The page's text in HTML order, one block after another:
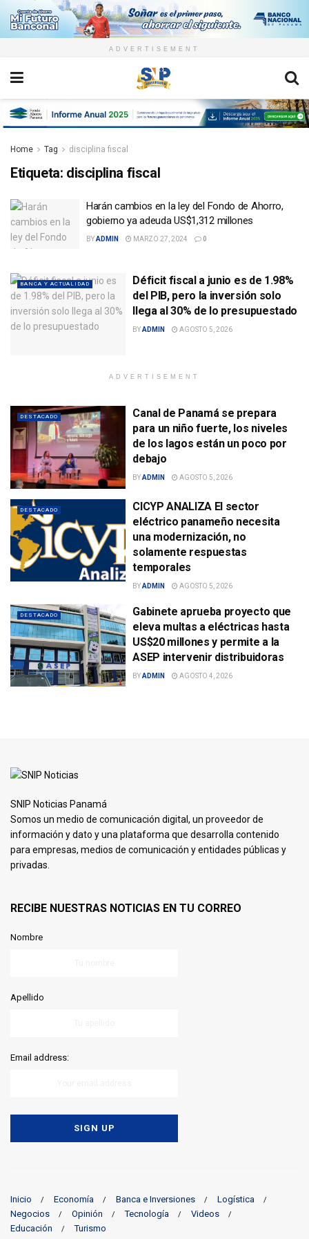
ADVERTISEMENT
Home Tag disciplina fiscal
Etiqueta: disciplina fiscal
Harán cambios en la ley del Fondo de Ahorro,
gobierno ya adeuda US$1,312 millones
BYADMIN MARZO 27, 2024 0
BANCA Y ACTUALIDAD
Déficit fiscal a junio es de 1.98%
del PIB, pero la inversión solo
llega al 30% de lo presupuestado
BYADMIN AGOSTO 5, 2026
ADVERTISEMENT
DESTACADO
Canal de Panamá se prepara
para un niño fuerte, los niveles
de los lagos están un poco por
debajo
BYADMIN AGOSTO 5, 2026
DESTACADO
CICYP ANALIZA El sector
eléctrico panameño necesita
una modernización, no
solamente respuestas
temporales
BYADMIN AGOSTO 5, 2026
DESTACADO
Gabinete aprueba proyecto que
eleva multas a eléctricas hasta
US$20 millones y permite a la
ASEP intervenir distribuidoras
BYADMIN AGOSTO 4, 2026
SNIP Noticias Panamá
Somos un medio de comunicación digital, un proveedor de
información y dato y una plataforma que desarrolla contenido
para empresas, medios de comunicación y entidades públicas y
privadas.
RECIBE NUESTRAS NOTICIAS EN TU CORREO
Nombre
Apellido
Email address:
Inicio Economía Banca e Inversiones
Logística
Negocios
Opinión Tecnología
Videos
Educación
Turismo